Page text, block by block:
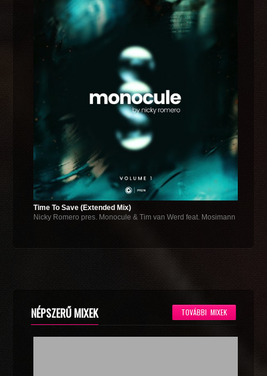
Time To Save (Extended Mix)
Nicky Romero pres. Monocule & Tim van Werd feat. Mosimann
NÉPSZERŰ MIXEK TOVÁBBI MIXEK